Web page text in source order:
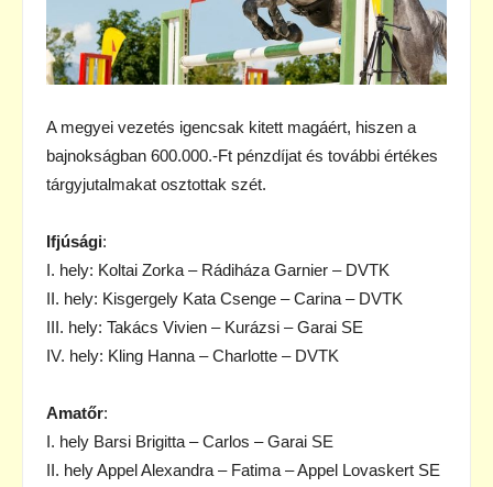
A megyei vezetés igencsak kitett magáért, hiszen a
bajnokságban 600.000.-Ft pénzdíjat és további értékes
tárgyjutalmakat osztottak szét.
Ifjúsági:
I. hely: Koltai Zorka – Rádiháza Garnier – DVTK
II. hely: Kisgergely Kata Csenge – Carina – DVTK
III. hely: Takács Vivien – Kurázsi – Garai SE
IV. hely: Kling Hanna – Charlotte – DVTK
Amatőr:
I. hely Barsi Brigitta – Carlos – Garai SE
II. hely Appel Alexandra – Fatima – Appel Lovaskert SE